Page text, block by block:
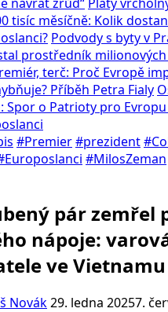
tisíc měsíčně: Kolik
Podvody s byty v
prostředník
terč: Proč Evropě
Příběh Petra Fialy
Spor o Patrioty pro
#Premier#prezident
#MilosZeman
pár zemřel
nápoje:
ve Vietnamu
Novák29. ledna 20257.